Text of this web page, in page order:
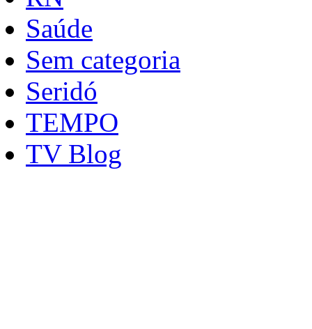
Saúde
Sem categoria
Seridó
TEMPO
TV Blog